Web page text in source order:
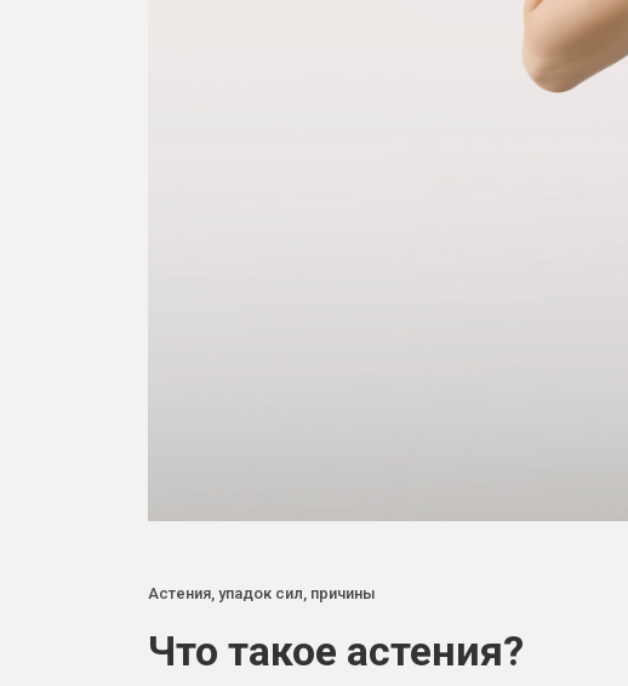
Астения, упадок сил, причины
Что такое астения?